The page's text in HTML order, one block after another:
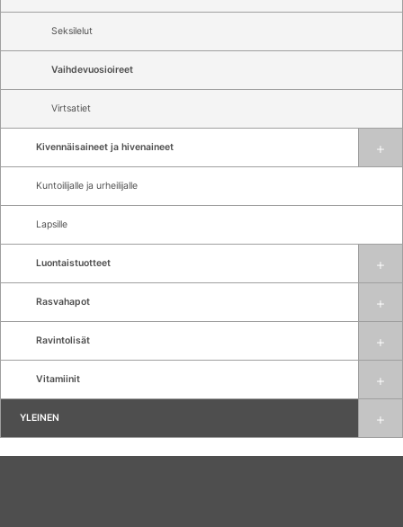
Seksilelut
Vaihdevuosioireet
Virtsatiet
Kivennäisaineet ja hivenaineet
Kuntoilijalle ja urheilijalle
Lapsille
Luontaistuotteet
Rasvahapot
Ravintolisät
Vitamiinit
YLEINEN